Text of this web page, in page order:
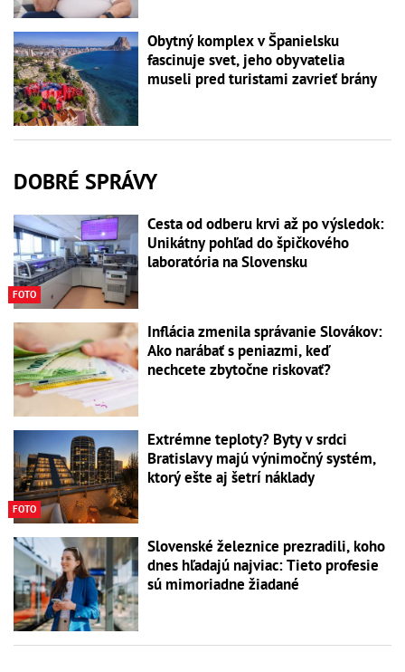
Obytný komplex v Španielsku
fascinuje svet, jeho obyvatelia
museli pred turistami zavrieť brány
DOBRÉ SPRÁVY
FOTO
Cesta od odberu krvi až po výsledok:
Unikátny pohľad do špičkového
laboratória na Slovensku
Inflácia zmenila správanie Slovákov:
Ako narábať s peniazmi, keď
nechcete zbytočne riskovať?
FOTO
Extrémne teploty? Byty v srdci
Bratislavy majú výnimočný systém,
ktorý ešte aj šetrí náklady
Slovenské železnice prezradili, koho
dnes hľadajú najviac: Tieto profesie
sú mimoriadne žiadané